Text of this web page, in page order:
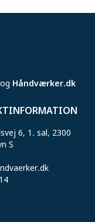
og Håndværker.dk
6, 1. sal, 2300
S